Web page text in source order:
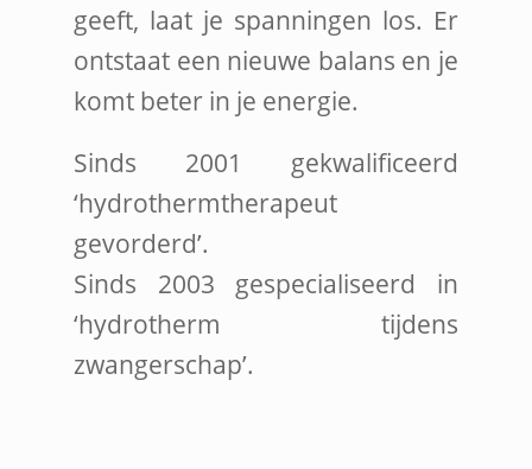
geeft, laat je spanningen los. Er
ontstaat een nieuwe balans en je
komt beter in je energie.
Sinds 2001 gekwalificeerd
‘hydrothermtherapeut
gevorderd’.
Sinds 2003 gespecialiseerd in
‘hydrotherm tijdens
zwangerschap’.